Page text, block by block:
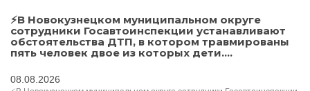
⚡️В Новокузнецком муниципальном округе
сотрудники Госавтоинспекции устанавливают
обстоятельства ДТП, в котором травмированы
пять человек двое из которых дети....
08.08.2026